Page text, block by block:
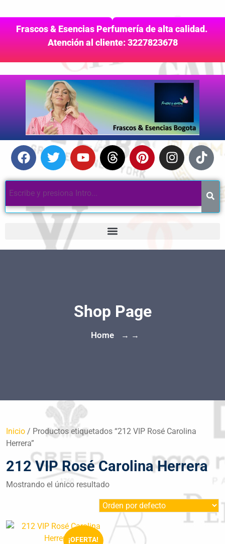
Frascos & Esencias Perfumería de alta calidad.
Atención al cliente: 3227823678
Shop Page
Home → →
Inicio / Productos etiquetados “212 VIP Rosé Carolina
Herrera”
212 VIP Rosé Carolina Herrera
Mostrando el único resultado
¡OFERTA!